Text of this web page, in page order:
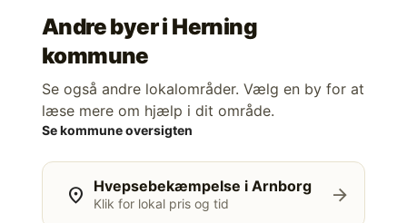
Andre byer i Herning
kommune
Se også andre lokalområder. Vælg en by for at
læse mere om hjælp i dit område.
Se kommune oversigten
location_on Hvepsebekæmpelse i Arnborg
Klik for lokal pris og tid arrow_forward